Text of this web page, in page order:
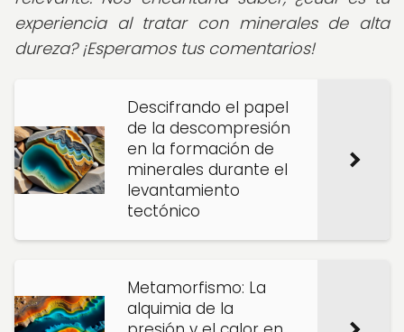
experiencia al tratar con minerales de alta
dureza?¡Esperamos tus comentarios!
Descifrando el papel
de la descompresión
en la formación de
minerales durante el
levantamiento
tectónico
Metamorfismo: La
alquimia de la